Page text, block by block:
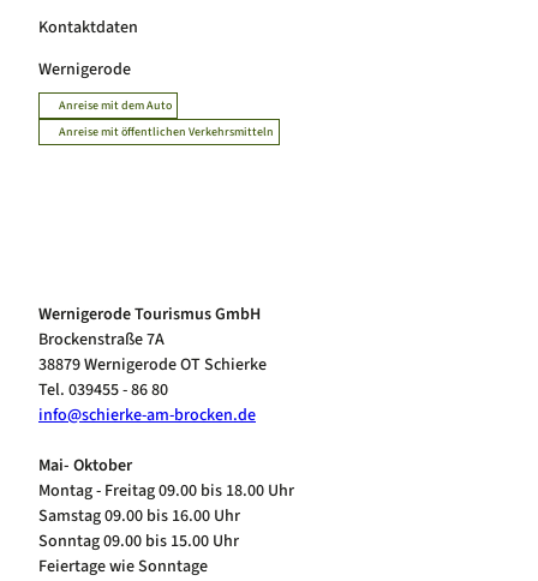
Kontaktdaten
Wernigerode
Anreise mit dem Auto
Anreise mit öffentlichen Verkehrsmitteln
Wernigerode Tourismus GmbH
Brockenstraße 7A
38879 Wernigerode OT Schierke
Tel. 039455 - 86 80
info@schierke-am-brocken.de
Mai- Oktober
Montag - Freitag 09.00 bis 18.00 Uhr
Samstag 09.00 bis 16.00 Uhr
Sonntag 09.00 bis 15.00 Uhr
Feiertage wie Sonntage